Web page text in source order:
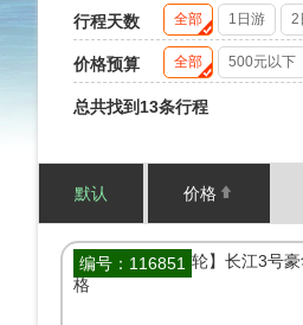
行程天数 全部 1日游 2
价格预算 全部 500元以下
总共找到13条行程
默认 价格
编号：116851